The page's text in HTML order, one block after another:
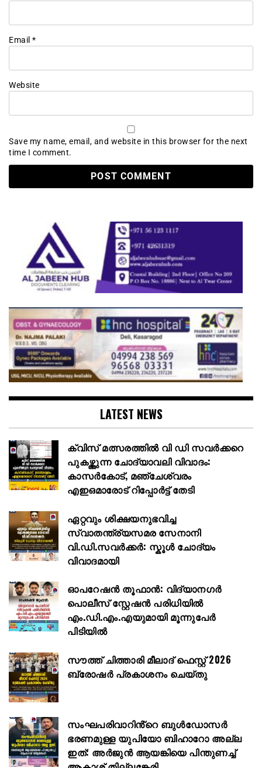
Email *
Website
Save my name, email, and website in this browser for the next
time I comment.
LATEST NEWS
ക്വിസ് മത്സരത്തില്‍ വി ഡി സവര്‍ക്കറെ
പുകഴ്ത്തുന്ന ചോദ്യാവലി വിവാദം:
കാസർകോട്, മഞ്ചേശ്വരം
എഇഒമാരോട് റിപ്പോര്‍ട്ട് തേടി
ഏറ്റവും ശിക്ഷയനുഭവിച്ച
സ്വാതന്ത്ര്യസമര സേനാനി
വി.ഡി.സവർക്കർ: സ്കൂൾ ചോദ്യം
വിവാദമായി
ഓപറേഷൻ തൂഫാൻ: വിദ്യാനഗർ
പൊലീസ് സ്റ്റേഷൻ പരിധിയിൽ
എം.ഡി.എം.എയുമായി മൂന്നുപേർ
പിടിയിൽ
സൗത്ത് ചിത്താരി മീലാദ് ഫെസ്റ്റ് 2026
ബ്രോഷർ പ്രകാശനം ചെയ്തു
സംഘപരിവാറിൻ്റെ ബുള്‍ഡോസര്‍
ഭരണമുള്ള യുപിയോ ബിഹാറോ അല്ല
ഇത്: അര്‍ജുന്‍ ആയങ്കിയെ പിന്തുണച്ച്